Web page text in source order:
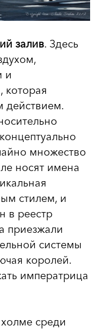
залив. Здесь
и
которая
действием.
множество
носят имена
стилем, и
в реестр
приезжали
системы
королей.
императрица
среди